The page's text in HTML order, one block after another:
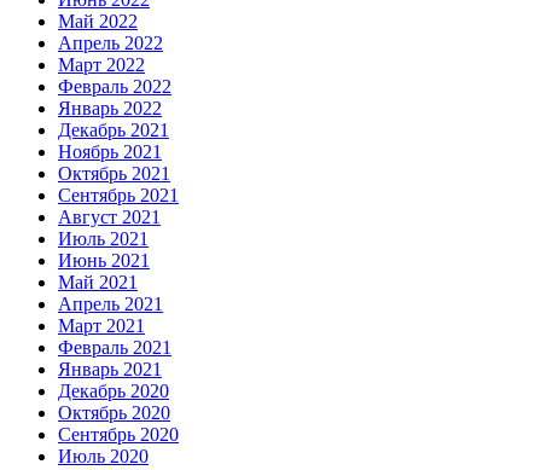
Май 2022
Апрель 2022
Март 2022
Февраль 2022
Январь 2022
Декабрь 2021
Ноябрь 2021
Октябрь 2021
Сентябрь 2021
Август 2021
Июль 2021
Июнь 2021
Май 2021
Апрель 2021
Март 2021
Февраль 2021
Январь 2021
Декабрь 2020
Октябрь 2020
Сентябрь 2020
Июль 2020